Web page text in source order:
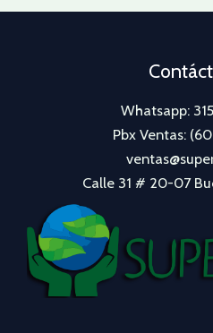
Whatsapp:
Pbx Ventas:
Calle 31 # 20-07